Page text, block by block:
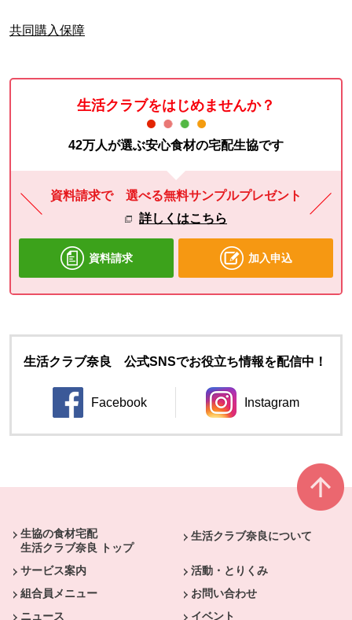
共同購入保障
生活クラブをはじめませんか？
42万人が選ぶ安心食材の宅配生協です
資料請求で 選べる無料サンプルプレゼント
詳しくはこちら
資料請求 加入申込
生活クラブ奈良 公式SNSでお役立ち情報を配信中！
Facebook
別のウィンドウで開きます。
Instagram
別のウィンドウ
生協の食材宅配
生活クラブ奈良 トップ
生活クラブ奈良について
サービス案内
活動・とりくみ
組合員メニュー
お問い合わせ
ニュース
イベント